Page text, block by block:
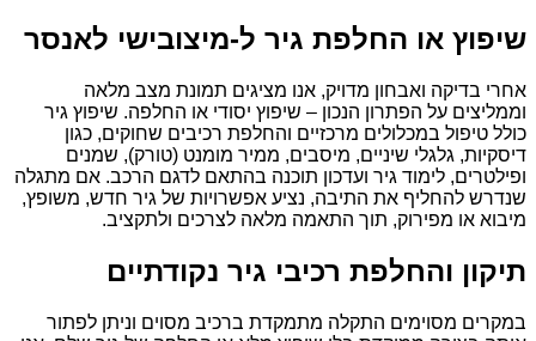
שיפוץ או החלפת גיר ל-מיצובישי לאנסר
אחרי בדיקה ואבחון מדויק, אנו מציגים תמונת מצב מלאה
וממליצים על הפתרון הנכון – שיפוץ יסודי או החלפה. שיפוץ גיר
כולל טיפול במכלולים מרכזיים והחלפת רכיבים שחוקים, כגון
דיסקיות, גלגלי שיניים, מיסבים, ממיר מומנט (טורק), שמנים
ופילטרים, לימוד גיר ועדכון תוכנה בהתאם לדגם הרכב. אם מתגלה
שנדרש להחליף את התיבה, נציע אפשרויות של גיר חדש, משופץ,
מיבוא או מפירוק, תוך התאמה מלאה לצרכים ולתקציב.
תיקון והחלפת רכיבי גיר נקודתיים
במקרים מסוימים התקלה מתמקדת ברכיב מסוים וניתן לפתור